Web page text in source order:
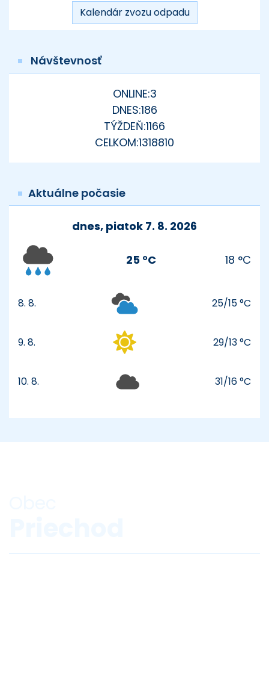
Priechod
Priechod
Kalendár zvozu odpadu
Návštevnosť
ONLINE:3
DNES:186
TÝŽDEŇ:1166
CELKOM:1318810
Aktuálne počasie
dnes, piatok 7. 8. 2026
25 °C 18 °C
sobota
8. 8. 25/15 °C
nedeľa
9. 8. 29/13 °C
pondelok
10. 8. 31/16 °C